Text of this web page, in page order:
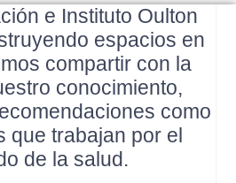
e Instituto Oulton
espacios en
compartir con la
conocimiento,
como
que trabajan por el
de la salud.